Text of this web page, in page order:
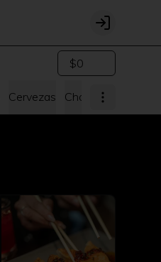
Login
$0
Cervezas Chang's for me